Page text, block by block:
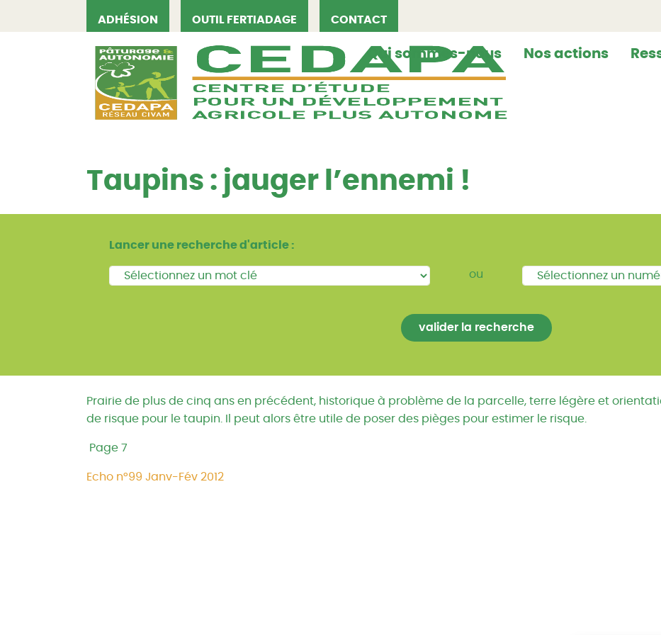
ADHÉSION OUTIL FERTIADAGE CONTACT
CEDAPA Qui sommes-nous Nos actions
Taupins : jauger l’ennemi !
Lancer une recherche d'article :
ou
Prairie de plus de cinq ans en précédent, historique à problème de la parcelle, terre légère et
de risque pour le taupin. Il peut alors être utile de poser des pièges pour estimer le risque.
Page 7
Echo n°99 Janv-Fév 2012